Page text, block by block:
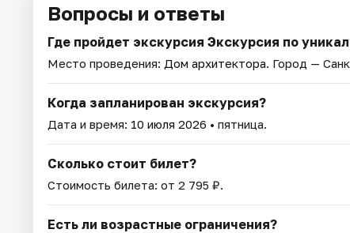
Вопросы и ответы
Где пройдет экскурсия Экскурсия по
Место проведения: Дом архитектора. Город —
Когда запланирован экскурсия?
Дата и время: 10 июля 2026 • пятница.
Сколько стоит билет?
Стоимость билета: от 2 795 ₽.
Есть ли возрастные ограничения?